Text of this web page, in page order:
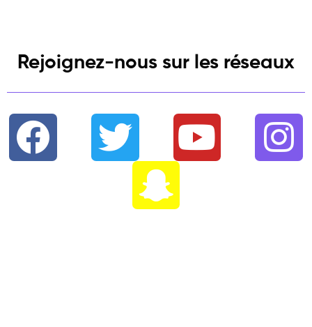
Rejoignez-nous sur les réseaux